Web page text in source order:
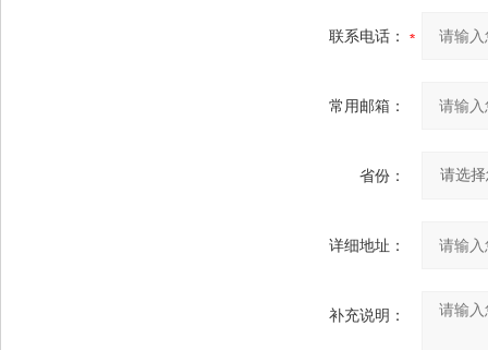
联系电话：
常用邮箱：
省份：
详细地址：
补充说明：